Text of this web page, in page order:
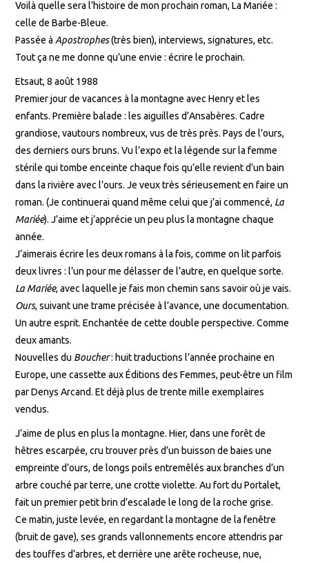
Voilà quelle sera l’histoire de mon prochain roman, La Mariée :
celle de Barbe-Bleue.
Passée à Apostrophes(très bien), interviews, signatures, etc.
Tout ça ne me donne qu’une envie : écrire le prochain.
Etsaut, 8 août 1988
Premier jour de vacances à la montagne avec Henry et les
enfants. Première balade : les aiguilles d’Ansabères. Cadre
grandiose, vautours nombreux, vus de très près. Pays de l’ours,
des derniers ours bruns. Vu l’expo et la légende sur la femme
stérile qui tombe enceinte chaque fois qu’elle revient d’un bain
dans la rivière avec l’ours. Je veux très sérieusement en faire un
roman. (Je continuerai quand même celui que j’ai commencé, La
Mariée). J’aime et j’apprécie un peu plus la montagne chaque
année.
J’aimerais écrire les deux romans à la fois, comme on lit parfois
deux livres : l’un pour me délasser de l’autre, en quelque sorte.
La Mariée, avec laquelle je fais mon chemin sans savoir où je vais.
Ours, suivant une trame précisée à l’avance, une documentation.
Un autre esprit. Enchantée de cette double perspective. Comme
deux amants.
Nouvelles du Boucher: huit traductions l’année prochaine en
Europe, une cassette aux Éditions des Femmes, peut-être un film
par Denys Arcand. Et déjà plus de trente mille exemplaires
vendus.
J’aime de plus en plus la montagne. Hier, dans une forêt de
hêtres escarpée, cru trouver près d’un buisson de baies une
empreinte d’ours, de longs poils entremêlés aux branches d’un
arbre couché par terre, une crotte violette. Au fort du Portalet,
fait un premier petit brin d’escalade le long de la roche grise.
Ce matin, juste levée, en regardant la montagne de la fenêtre
(bruit de gave), ses grands vallonnements encore attendris par
des touffes d’arbres, et derrière une arête rocheuse, nue,